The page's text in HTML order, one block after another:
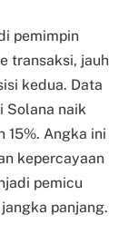
pemimpin
transaksi, jauh
kedua. Data
Solana naik
15%. Angka ini
kepercayaan
pemicu
panjang.